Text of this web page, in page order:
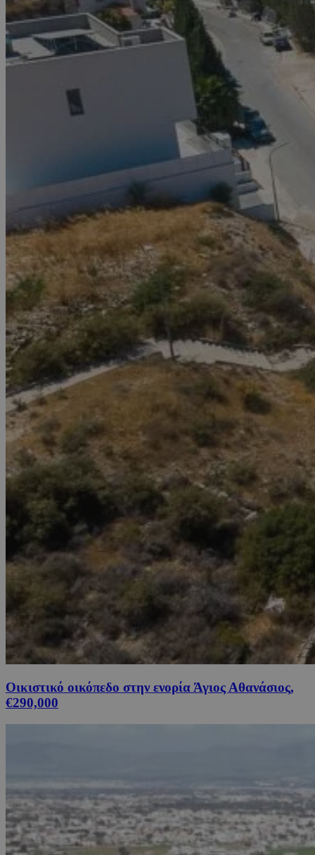
Οικιστικό οικόπεδο στην ενορία Άγιος Αθανάσιος,
€290,000